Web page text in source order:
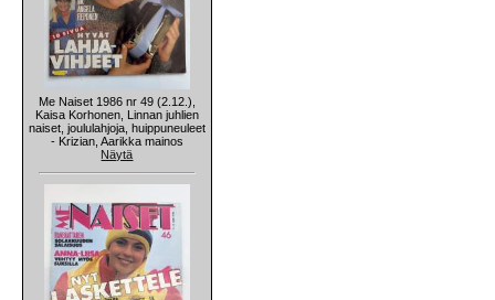
Me Naiset 1986 nr 49 (2.12.),
Kaisa Korhonen, Linnan juhlien
naiset, joululahjoja, huippuneuleet
- Krizian, Aarikka mainos
Näytä